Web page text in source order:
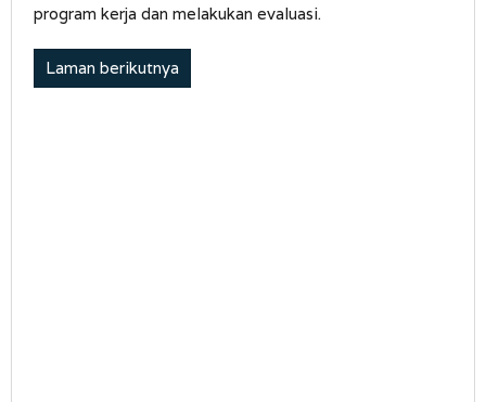
program kerja dan melakukan evaluasi.
Laman berikutnya